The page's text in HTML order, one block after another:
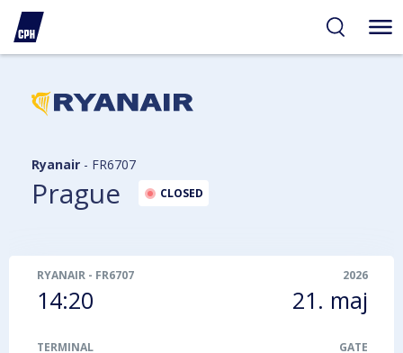
Ryanair - FR6707
Prague CLOSED
RYANAIR - FR6707
14:20
2026
21. maj
TERMINAL GATE